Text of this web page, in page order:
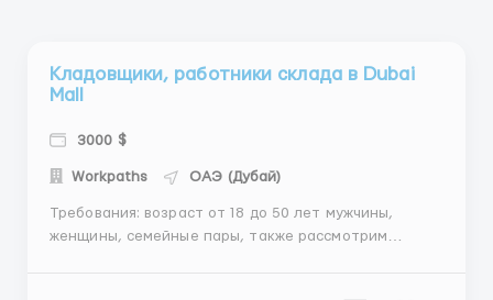
Кладовщики, работники склада в Dubai
Mall
3000 $
Workрaths ОАЭ (Дубай)
Требования: возраст от 18 до 50 лет мужчины,
женщины, семейные пары, также рассмотрим